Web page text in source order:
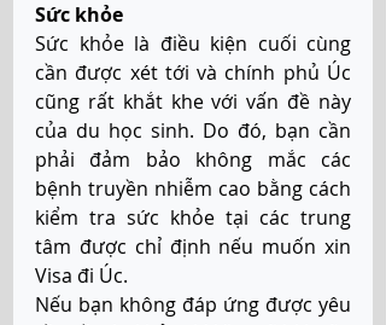
Sức khỏe
Sức khỏe là điều kiện cuối cùng
cần được xét tới và chính phủ Úc
cũng rất khắt khe với vấn đề này
của du học sinh. Do đó, bạn cần
phải đảm bảo không mắc các
bệnh truyền nhiễm cao bằng cách
kiểm tra sức khỏe tại các trung
tâm được chỉ định nếu muốn xin
Visa đi Úc.
Nếu bạn không đáp ứng được yêu